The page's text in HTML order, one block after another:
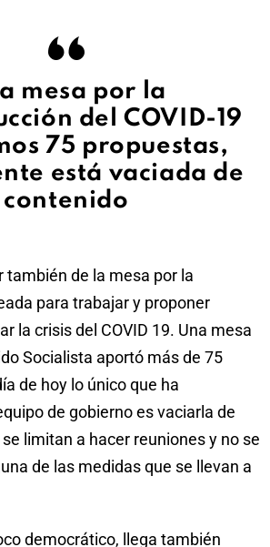
mesa por la
del COVID-19
75 propuestas,
está vaciada de
contenido
también de la mesa por la
para trabajar y proponer
la crisis del COVID 19. Una mesa
Socialista aportó más de 75
de hoy lo único que ha
de gobierno es vaciarla de
limitan a hacer reuniones y no se
de las medidas que se llevan a
democrático, llega también